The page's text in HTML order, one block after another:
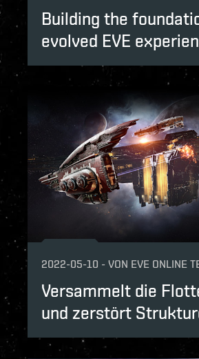
Building the
evolved EVE
2022-05-10 - VON EVE ONLINE
Versammelt die
und zerstört